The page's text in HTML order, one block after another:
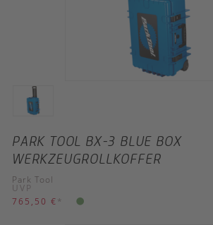
PARK TOOL BX-3 BLUE BOX
WERKZEUGROLLKOFFER
Park Tool
UVP
765,50 € *